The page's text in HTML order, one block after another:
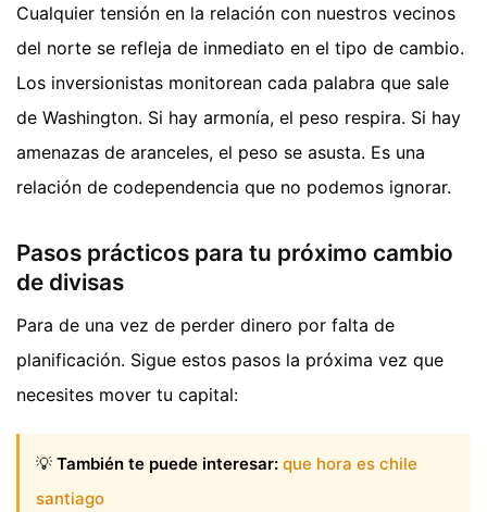
Cualquier tensión en la relación con nuestros vecinos
del norte se refleja de inmediato en el tipo de cambio.
Los inversionistas monitorean cada palabra que sale
de Washington. Si hay armonía, el peso respira. Si hay
amenazas de aranceles, el peso se asusta. Es una
relación de codependencia que no podemos ignorar.
Pasos prácticos para tu próximo cambio
de divisas
Para de una vez de perder dinero por falta de
planificación. Sigue estos pasos la próxima vez que
necesites mover tu capital:
💡 También te puede interesar: que hora es chile
santiago